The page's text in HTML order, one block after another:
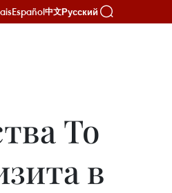
Español中文Русский
То
в